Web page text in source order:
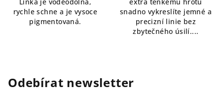
rychle schne a je vysoce
pigmentovaná.
snadno vykreslíte jemné a
precizní linie bez
zbytečného úsilí....
Odebírat newsletter